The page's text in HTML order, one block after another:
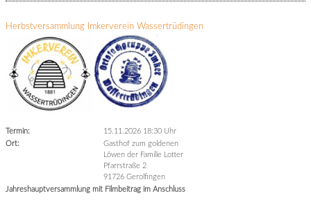
Herbstversammlung Imkerverein Wassertrüdingen
Termin:
15.11.2026 18:30 Uhr
Ort:
Gasthof zum goldenen
Löwen der Familie Lotter
Pfarrstraße 2
91726 Gerolfingen
Jahreshauptversammlung mit Filmbeitrag im Anschluss